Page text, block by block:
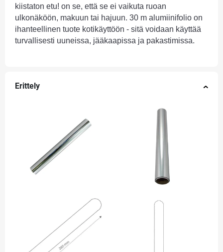
kiistaton etu! on se, että se ei vaikuta ruoan
ulkonäköön, makuun tai hajuun. 30 m alumiinifolio on
ihanteellinen tuote kotikäyttöön - sitä voidaan käyttää
turvallisesti uuneissa, jääkaapissa ja pakastimissa.
Erittely